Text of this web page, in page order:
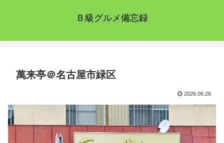
Ｂ級グルメ備忘録
萬来亭＠名古屋市緑区
2026.06.26